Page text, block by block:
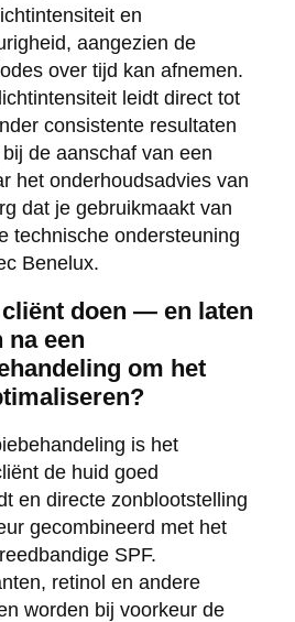
en
aangezien de
over tijd kan afnemen.
leidt direct tot
consistente resultaten
de aanschaf van een
het onderhoudsadvies van
dat je gebruikmaakt van
technische ondersteuning
Benelux.
doen — en laten
een
om het
is het
de huid goed
en directe zonblootstelling
gecombineerd met het
SPF.
retinol en andere
worden bij voorkeur de